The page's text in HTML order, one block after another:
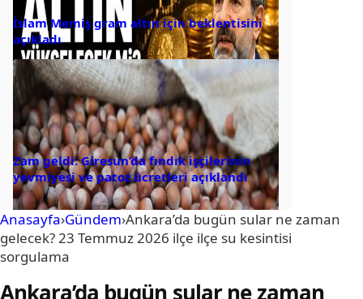
İslam Memiş gram altın için beklentisini
açıkladı
Zam geldi: Giresun’da fındık işçilerinin
yevmiyesi ve patoz ücretleri açıklandı
Anasayfa›Gündem›Ankara’da bugün sular ne zaman
gelecek? 23 Temmuz 2026 ilçe ilçe su kesintisi
sorgulama
Ankara’da bugün sular ne zaman